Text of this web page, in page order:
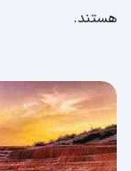
هستند.